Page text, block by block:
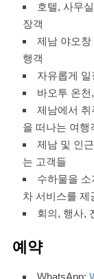
호텔, 사무
장객
제남 야오창
행객
자유롭게
바오투 온
제남에서 취
을 떠나는 여행
제남 및 인
는 고객들
수하물을
차 서비스를 제
회의, 행사,
예약